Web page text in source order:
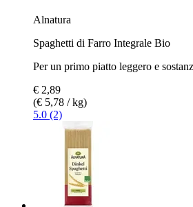
Alnatura
Spaghetti di Farro Integrale Bio
Per un primo piatto leggero e
€ 2,89
(€ 5,78 / kg)
5.0 (2)